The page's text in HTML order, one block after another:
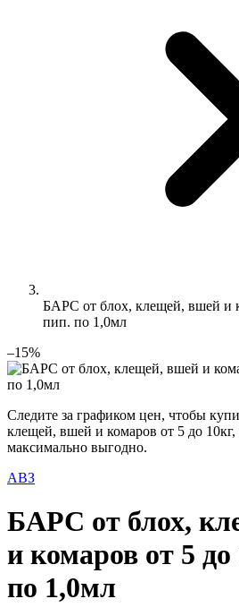
БАРС от блох, клещей, вшей и
пип. по 1,0мл
–15%
Следите за графиком цен, чтобы
клещей, вшей и комаров от 5 до
максимально выгодно.
АВЗ
БАРС от блох,
и комаров от 5 до
по 1,0мл